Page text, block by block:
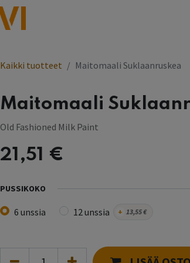
Kaikki tuotteet Maitomaali Suklaanruskea
Maitomaali
Old Fashioned Milk Paint
21,51 €
PUSSIKOKO
6 unssia 12 unssia + 13,55€